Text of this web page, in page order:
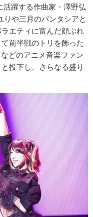
躍する作曲家・澤野弘
りや三月のパンタシアと
エティに富んだ顔ぶれ
前半戦のトリを飾った
どのアニメ音楽ファン
投下し、さらなる盛り